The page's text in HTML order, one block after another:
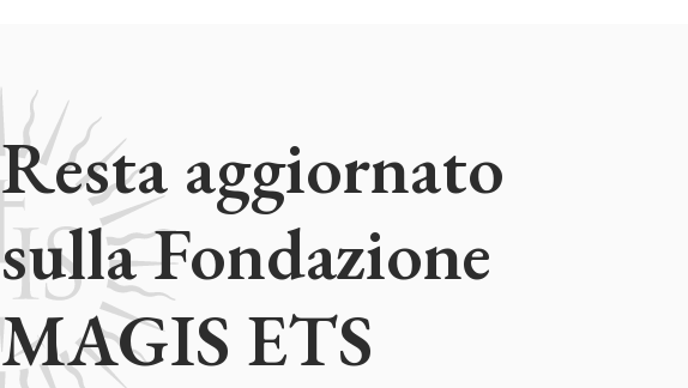
Resta aggiornato
sulla Fondazione
MAGIS ETS